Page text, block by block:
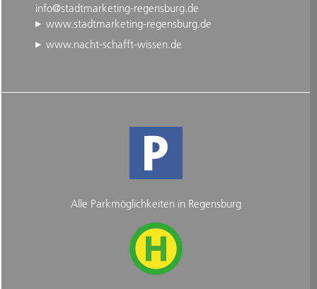
info@stadtmarketing-regensburg.de
www.stadtmarketing-regensburg.de
www.nacht-schafft-wissen.de
Alle Parkmöglichkeiten in Regensburg